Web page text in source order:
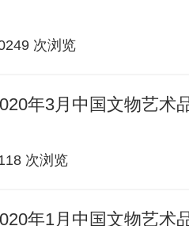
次浏览
年3月中国文物艺术
次浏览
年1月中国文物艺术